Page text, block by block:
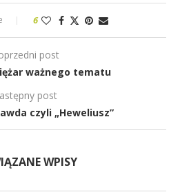
6
post
ważnego tematu
post
czyli „Heweliusz”
WPISY